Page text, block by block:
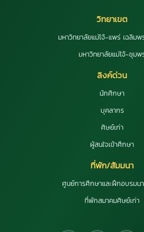
วิทยาเขต
มหาวิทยาลัยแม่โจ้-แพร่ เฉลิมพ
มหาวิทยาลัยแม่โจ้-ชุมพ
ลิงค์ด่วน
นักศึกษา
บุคลากร
ศิษย์เก่า
ผู้สนใจเข้าศึกษา
ที่พัก/สัมมนา
ศูนย์การศึกษาและฝึกอบรมน
ที่พักสมาคมศิษย์เก่า